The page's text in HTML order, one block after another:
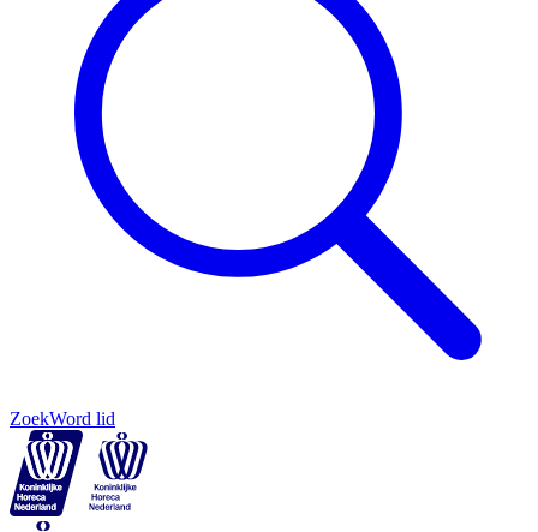
ZoekWord lid